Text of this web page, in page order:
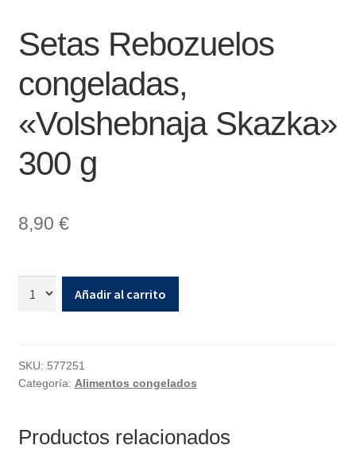
Setas Rebozuelos
congeladas,
«Volshebnaja Skazka»
300 g
8,90 €
Añadir al carrito
SKU: 577251
Categoría: Alimentos congelados
Productos relacionados